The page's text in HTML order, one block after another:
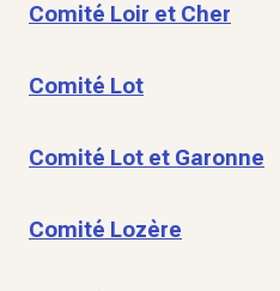
Comité Loir et Cher
Comité Lot
Comité Lot et Garonne
Comité Lozère